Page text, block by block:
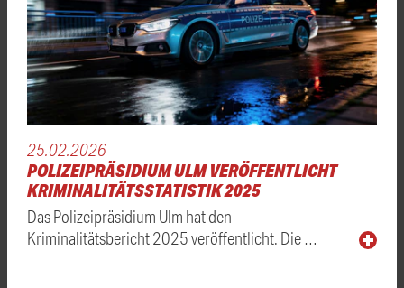
25.02.2026
POLIZEIPRÄSIDIUM ULM VERÖFFENTLICHT
KRIMINALITÄTSSTATISTIK 2025
Das Polizeipräsidium Ulm hat den
Kriminalitätsbericht 2025 veröffentlicht. Die …